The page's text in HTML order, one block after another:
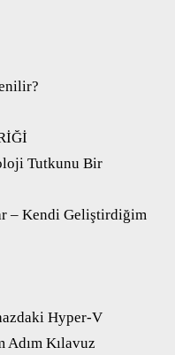
Tutkunu Bir
– Kendi Geliştirdiğim
Hyper-V
Adım Kılavuz